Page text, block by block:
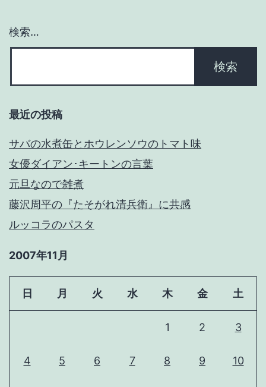
ン
検索…
最近の投稿
サバの水煮缶とホウレンソウのトマト味
女優ダイアン･キートンの言葉
元旦なので雑煮
藤沢周平の『たそがれ清兵衛』に共感
ルッコラのパスタ
2007年11月
日 月 火 水 木 金 土
1 2 3
4 5 6 7 8 9 10